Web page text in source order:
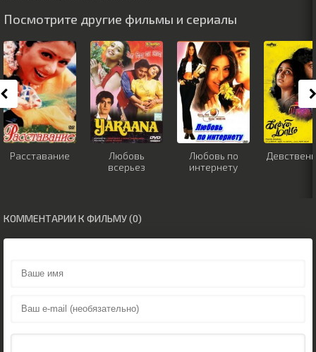
Посмотрите другие фильмы и сериалы
Расставание
Любовь
всерьез
Любовь по
интернету
КОММЕНТАРИИ К ФИЛЬМУ (0)